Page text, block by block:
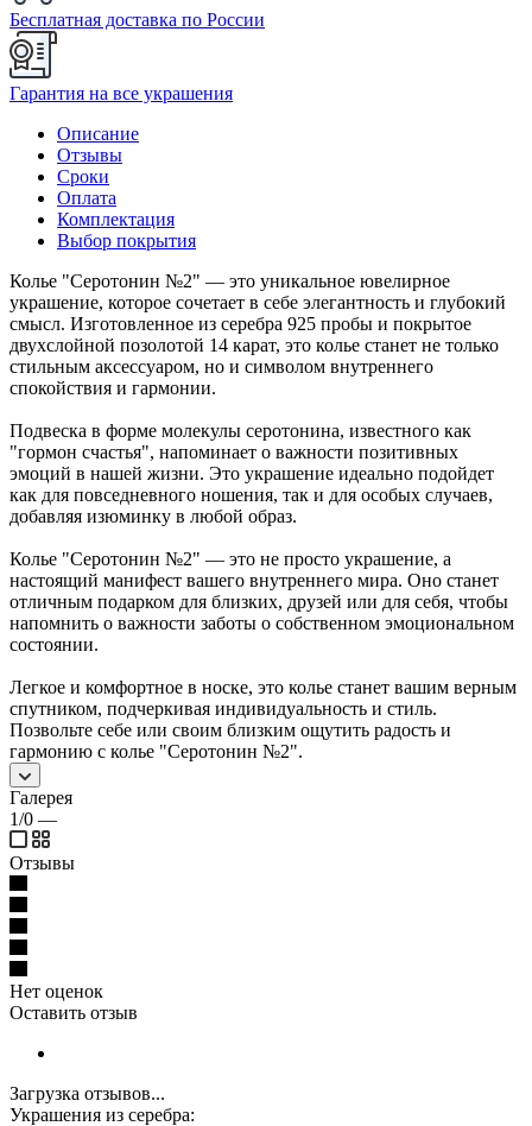
Бесплатная доставка по России
Гарантия на все украшения
Описание
Отзывы
Сроки
Оплата
Комплектация
Выбор покрытия
Колье "Серотонин №2" — это уникальное ювелирное
украшение, которое сочетает в себе элегантность и глубокий
смысл. Изготовленное из серебра 925 пробы и покрытое
двухслойной позолотой 14 карат, это колье станет не только
стильным аксессуаром, но и символом внутреннего
спокойствия и гармонии.
Подвеска в форме молекулы серотонина, известного как
"гормон счастья", напоминает о важности позитивных
эмоций в нашей жизни. Это украшение идеально подойдет
как для повседневного ношения, так и для особых случаев,
добавляя изюминку в любой образ.
Колье "Серотонин №2" — это не просто украшение, а
настоящий манифест вашего внутреннего мира. Оно станет
отличным подарком для близких, друзей или для себя, чтобы
напомнить о важности заботы о собственном эмоциональном
состоянии.
Легкое и комфортное в носке, это колье станет вашим верным
спутником, подчеркивая индивидуальность и стиль.
Позвольте себе или своим близким ощутить радость и
гармонию с колье "Серотонин №2".
Галерея
1/0 —
Отзывы
Нет оценок
Оставить отзыв
Загрузка отзывов...
Украшения из серебра: